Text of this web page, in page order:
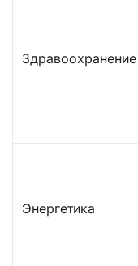
Здравоохранение
Энергетика